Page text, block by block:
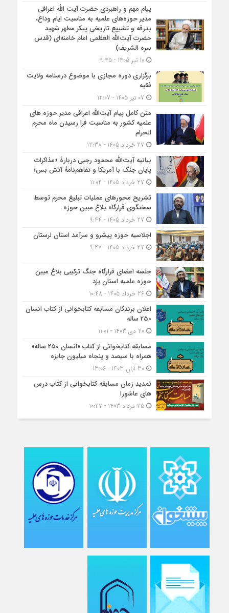
پیام مهم و راهبردی حضرت آیت الله اعرافی
مدیر حوزه‌های علمیه به مناسبت ایام وداع،
بدرقه و تشییع تاریخی پیکر مطهر شهید
حضرت آیت‌الله العظمی امام خامنه‌ای (قدس
سره الشریف)
10 تیر 1405 - 9:45
برگزاری دوره مجازی با موضوع درسنامه ولایت
فقیه
متن کامل پیام آیت‌الله اعرافی مدیر حوزه های
علمیه کشور به مناسبت فرا رسیدن ماه محرم
الحرام
بیانیه آیت‌الله محمود رجبی دربارۀ «مذاکرات
پایان جنگ با آمریکا و تفاهم‌نامۀ آتش بس»
تشریح محورهای عملیات تبلیغ محرم توسط
سخنگوی قرارگاه بلاغ مبین حوزه
اجلاسیه حوزه پیشرو و سرآمد استان لرستان
جلسه اعضای قرارگاه جنگ ترکیبی بلاغ مبین
حوزه علمیه استان یزد
26 خرداد 1405 - 10:48
اعلان برندگان مسابقه کتابخوانی از کتاب انسان
250 ساله
20 دی 1403 - 11:01
مسابقه کتاب‎خوانی از کتاب «انسان 250 ساله»
همراه با سیصد و پنجاه میلیون جایزه
30 آبان 1403 - 13:06
تمدید زمان مسابقه کتابخوانی از کتاب درس
های عاشورا
25 مرداد 1403 - 10:27